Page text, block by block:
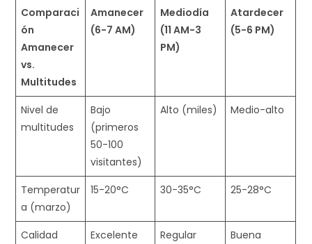
Comparaci
ón
Amanecer
vs.
Multitudes
Amanecer
(6-7 AM)
Mediodía
(11 AM-3
PM)
Atardecer
(5-6 PM)
Nivel de
multitudes
Bajo
(primeros
50-100
visitantes) ​
Alto (miles) Medio-alto
Temperatur
a (marzo)
15-20°C 30-35°C 25-28°C ​
Calidad
Excelente
Regular
Buena